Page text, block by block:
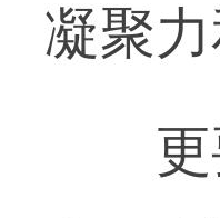
凝聚
更要